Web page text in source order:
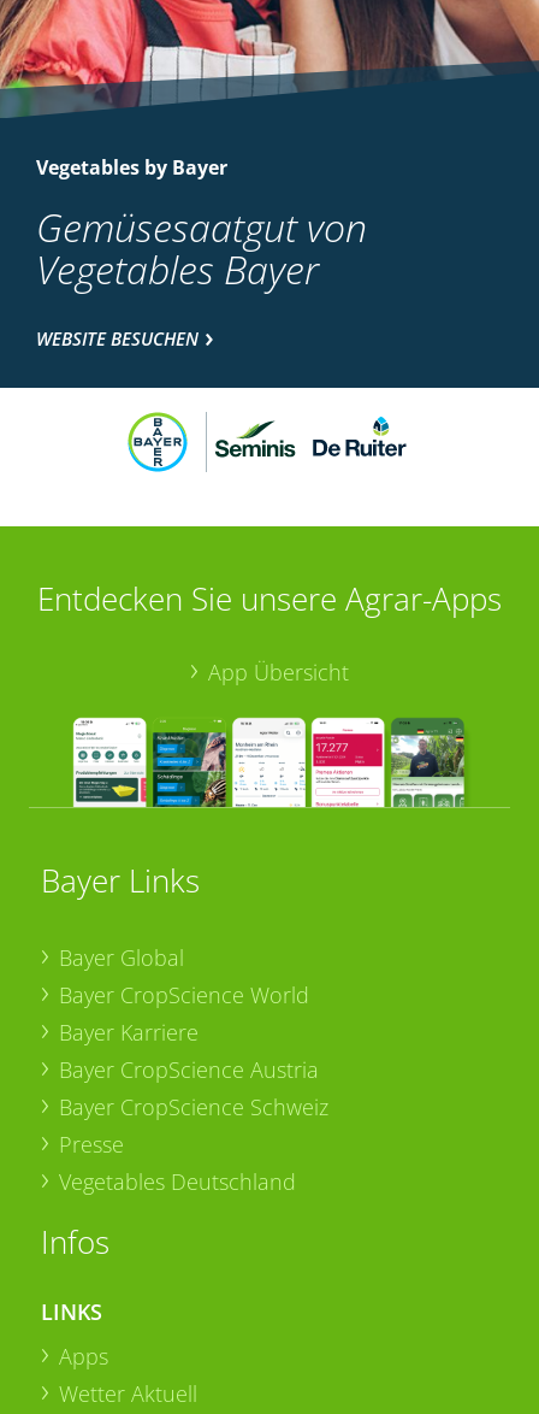
Vegetables by Bayer
Gemüsesaatgut von
Vegetables Bayer
WEBSITE BESUCHEN
Entdecken Sie unsere Agrar-Apps
App Übersicht
Bayer Links
Bayer Global
Bayer CropScience World
Bayer Karriere
Bayer CropScience Austria
Bayer CropScience Schweiz
Presse
Vegetables Deutschland
Infos
LINKS
Apps
Wetter Aktuell